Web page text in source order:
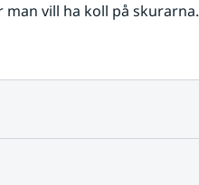
vill ha koll på skurarna.